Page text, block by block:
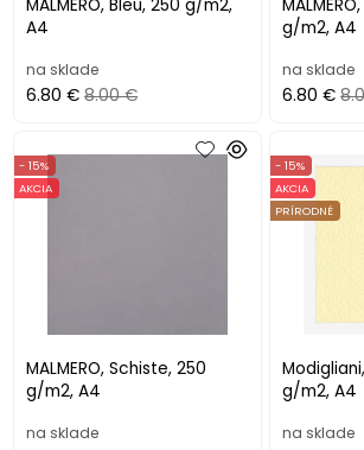
MALMERO, Bleu, 250 g/m2,
A4
na sklade
6.80 € 8.00 €
g/m2, A4
na sklade
6.80 €
MALMERO, Schiste, 250
g/m2, A4
- 15%
AKCIA
na sklade
g/m2, A4
- 15%
AKCIA
PRÍRODNÉ
na sklade